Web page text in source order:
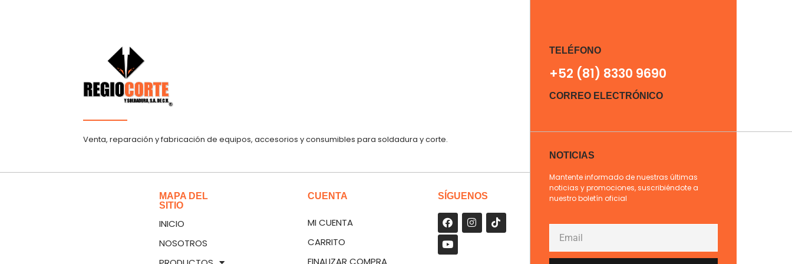
Venta, reparación y fabricación de equipos, accesorios y consumibles para soldadura y corte.
MAPA DEL
SITIO
INICIO
NOSOTROS
CUENTA
MI CUENTA
CARRITO
FINALIZAR COMPRA
SÍGUENOS
TELÉFONO
+52 (81) 8330 9690
CORREO ELECTRÓNICO
NOTICIAS
Mantente informado de nuestras últimas
noticias y promociones, suscribiéndote a
nuestro boletín oficial